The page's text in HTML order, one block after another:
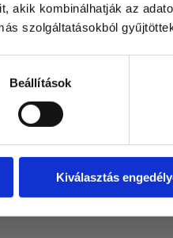
akik kombinálhatják az
szolgáltatásokból
Beállítások
Kiválasztás
Technology1, Hot-Spot
és szélterhelésekre